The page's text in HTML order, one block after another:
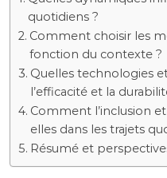
quotidiens ?
Comment choisir les
fonction du contexte ?
Quelles technologies
l’efficacité et la
Comment l’inclusion
elles dans les trajets
Résumé et